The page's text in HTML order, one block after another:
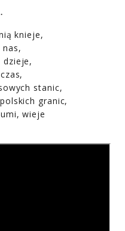
knieje,
dzieje,
stanic,
granic,
wieje